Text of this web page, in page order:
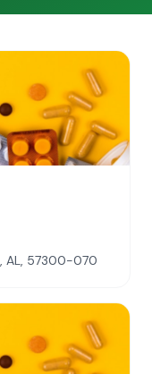
AL, 57300-070